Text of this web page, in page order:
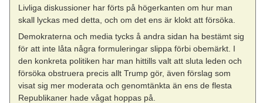
Livliga diskussioner har förts på högerkanten om hur man
skall lyckas med detta, och om det ens är klokt att försöka.
Demokraterna och media tycks å andra sidan ha bestämt sig
för att inte låta några formuleringar slippa förbi obemärkt. I
den konkreta politiken har man hittills valt att sluta leden och
försöka obstruera precis allt Trump gör, även förslag som
visat sig mer moderata och genomtänkta än ens de flesta
Republikaner hade vågat hoppas på.